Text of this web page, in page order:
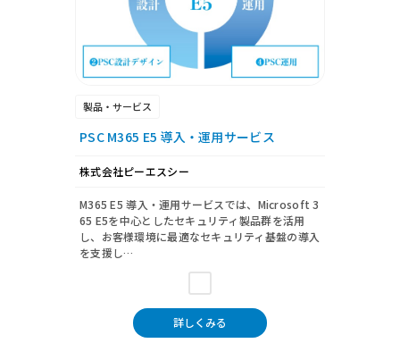
製品・サービス
PSC M365 E5 導入・運用サービス
株式会社ピーエスシー
M365 E5 導入・運用サービスでは、Microsoft 3
65 E5を中心としたセキュリティ製品群を活用
し、お客様環境に最適なセキュリティ基盤の導入
を支援し…
詳しくみる